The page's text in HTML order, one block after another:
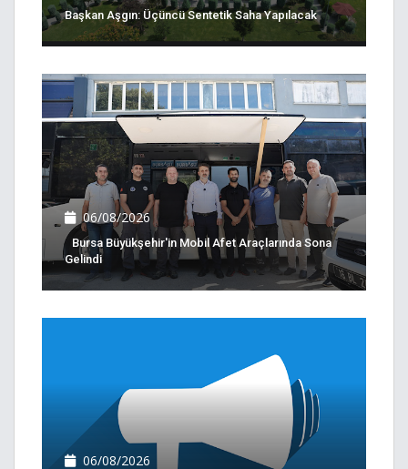
Başkan Aşgın: Üçüncü Sentetik Saha Yapılacak
06/08/2026
Bursa Büyükşehir'in Mobil Afet Araçlarında Sona
Gelindi
06/08/2026